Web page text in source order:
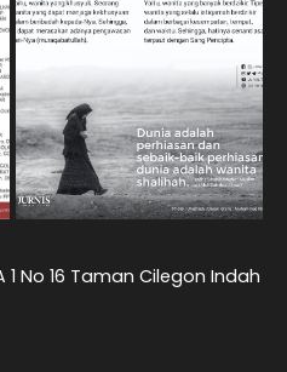
1 No 16 Taman Cilegon Indah